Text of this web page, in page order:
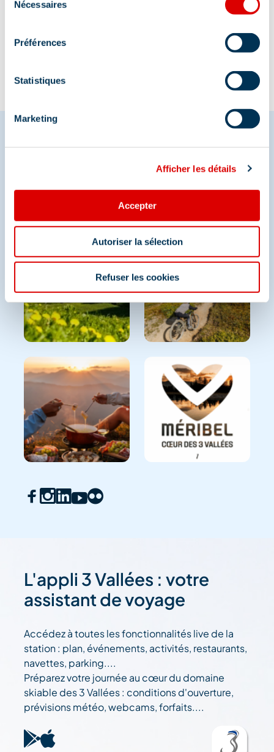
Nécessaires
Préférences
Statistiques
Marketing
Afficher les détails
Accepter
Autoriser la sélection
Refuser les cookies
Partagez vos moments à
Méribel
L'appli 3 Vallées : votre
assistant de voyage
Accédez à toutes les fonctionnalités live de la
station : plan, événements, activités, restaurants,
navettes, parking....
Préparez votre journée au cœur du domaine
skiable des 3 Vallées : conditions d'ouverture,
prévisions météo, webcams, forfaits....